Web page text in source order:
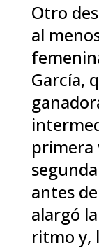
Otro
al
García,
primera
antes
alargó
ritmo y,